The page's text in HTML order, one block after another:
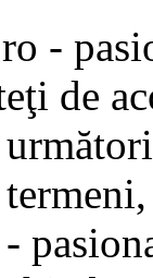
-
de